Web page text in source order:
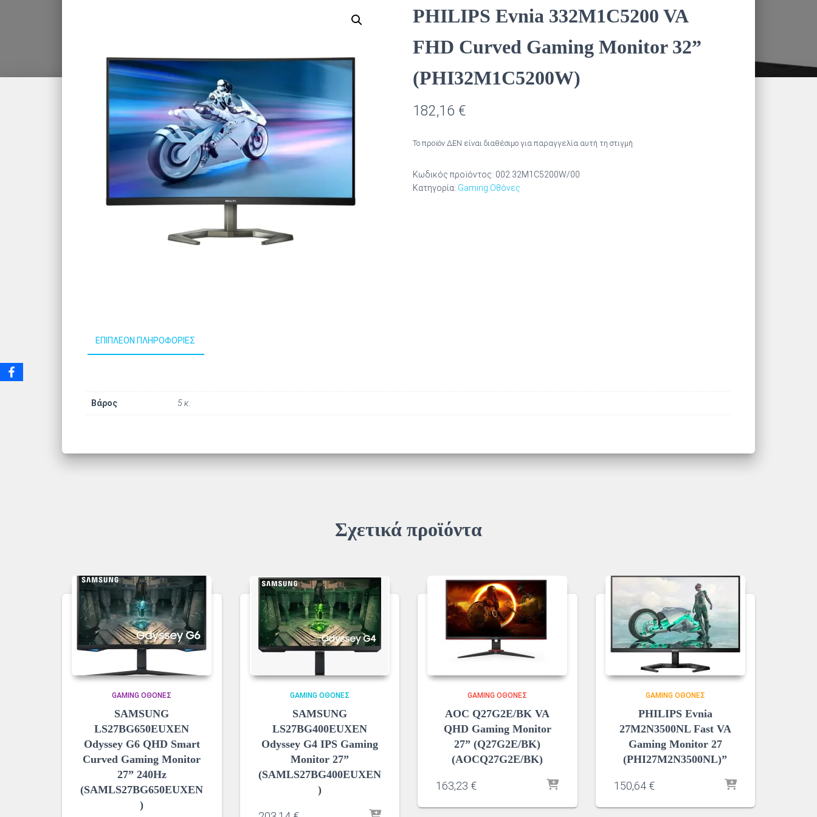
PHILIPS Evnia 332M1C5200 VA
FHD Curved Gaming Monitor 32”
(PHI32M1C5200W)
182,16 €
Το προϊόν ΔΕΝ είναι διαθέσιμο για παραγγελία αυτή τη στιγμή
Κωδικός προϊόντος: 002.32M1C5200W/00
Κατηγορία: Gaming Οθόνες
ΕΠΙΠΛΈΟΝ ΠΛΗΡΟΦΟΡΊΕΣ
Βάρος 5 κ.
Σχετικά προϊόντα
GAMING ΟΘΌΝΕΣ
SAMSUNG
LS27BG650EUXEN
Odyssey G6 QHD Smart
Curved Gaming Monitor
27” 240Hz
(SAMLS27BG650EUXEN
)
GAMING ΟΘΌΝΕΣ
SAMSUNG
LS27BG400EUXEN
Odyssey G4 IPS Gaming
Monitor 27”
(SAMLS27BG400EUXEN
)
GAMING ΟΘΌΝΕΣ
AOC Q27G2E/BK VA
QHD Gaming Monitor
27” (Q27G2E/BK)
(AOCQ27G2E/BK)
163,23 €
GAMING ΟΘΌΝΕΣ
PHILIPS Evnia
27M2N3500NL Fast VA
Gaming Monitor 27
(PHI27M2N3500NL)”
150,64 €